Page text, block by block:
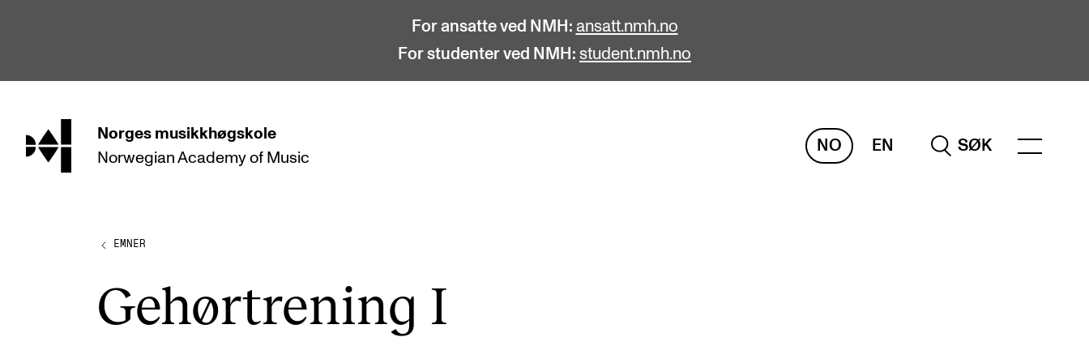
For ansatte ved NMH: ansatt.nmh.no
For studenter ved NMH: student.nmh.no
hjem Norges musikkhøgskole
Norwegian Academy of Music
NO EN
SØK
STUDIER
Bachelor
Doktorgrad Salane våre
Studentutvalet SUT (student.nmh.no)
EMNER
Gehør­tre­ning I